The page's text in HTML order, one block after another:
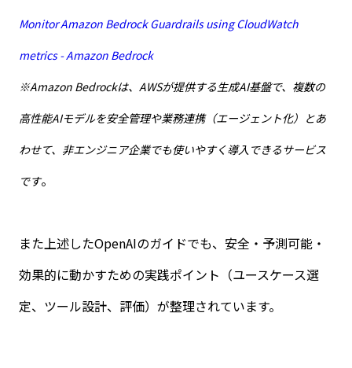
Monitor Amazon Bedrock Guardrails using CloudWatch
metrics - Amazon Bedrock
※Amazon Bedrockは、AWSが提供する生成AI基盤で、複数の
高性能AIモデルを安全管理や業務連携（エージェント化）とあ
わせて、非エンジニア企業でも使いやすく導入できるサービス
です。
また上述したOpenAIのガイドでも、安全・予測可能・
効果的に動かすための実践ポイント（ユースケース選
定、ツール設計、評価）が整理されています。